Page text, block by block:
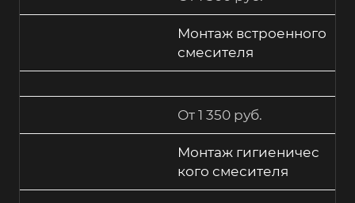
Монтаж встроенного
смесителя
От 1 350 руб.
Монтаж гигиеничес
кого смесителя